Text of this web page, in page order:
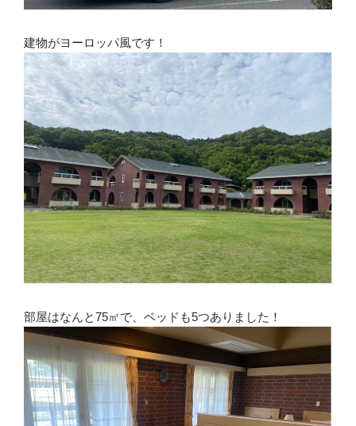
建物がヨーロッパ風です！
部屋はなんと75㎡で、ベッドも5つありました！